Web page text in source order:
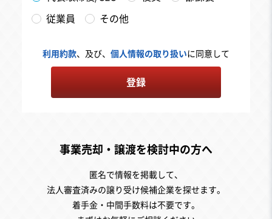
従業員 その他
利用約款、及び、 個人情報の取り扱いに同意して
登録
事業売却・譲渡を検討中の方へ
匿名で情報を掲載して、
法人審査済みの譲り受け候補企業を探せます。
着手金・中間手数料は不要です。